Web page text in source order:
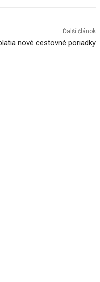
Ďalší článok
nové cestovné poriadky